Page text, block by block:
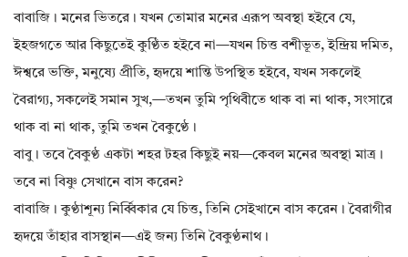
বাবাজি। মনের ভিতরে। যখন তোমার মনের এরূপ অবস্থা হইবে যে,
ইহজগতে আর কিছুতেই কুণ্ঠিত হইবে না—যখন চিত্ত বশীভূত, ইন্দ্রিয় দমিত,
ঈশ্বরে ভক্তি, মনুষ্যে প্রীতি, হৃদয়ে শান্তি উপস্থিত হইবে, যখন সকলেই
বৈরাগ্য, সকলেই সমান সুখ,—তখন তুমি পৃথিবীতে থাক বা না থাক, সংসারে
থাক বা না থাক, তুমি তখন বৈকুণ্ঠে।
বাবু। তবে বৈকুণ্ঠ একটা শহর টহর কিছুই নয়—কেবল মনের অবস্থা মাত্র।
তবে না বিষ্ণু সেখানে বাস করেন?
বাবাজি। কুণ্ঠাশূন্য নির্ব্বিকার যে চিত্ত, তিনি সেইখানে বাস করেন। বৈরাগীর
হৃদয়ে তাঁহার বাসস্থান—এই জন্য তিনি বৈকুণ্ঠনাথ।